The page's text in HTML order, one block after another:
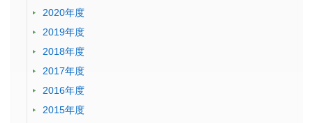
2020年度
2019年度
2018年度
2017年度
2016年度
2015年度